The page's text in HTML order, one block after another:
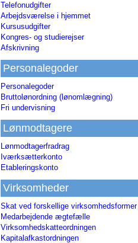
Telefonudgifter
Arbejdsværelse i hjemmet
Kursusudgifter
Kongres- og studierejser
Afskrivning
Personalegoder
Personalegoder
Bruttolønordning (lønomlægning)
Fri undervisning
Lønmodtagere
Lønmodtagerfradrag
Iværksætterkonto
Etableringskonto
Virksomheder
Skat ved forskellige virksomhedsformer
Medarbejdende ægtefælle
Virksomhedskatteordningen
Kapitalafkastordningen